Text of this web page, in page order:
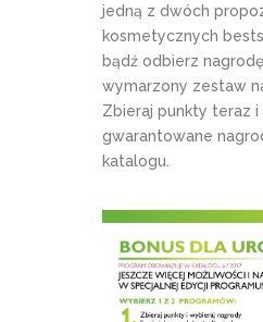
jedną z dwóch
kosmetycznych
bądź odbierz
wymarzony zestaw
Zbieraj punkty teraz i
gwarantowane
katalogu.